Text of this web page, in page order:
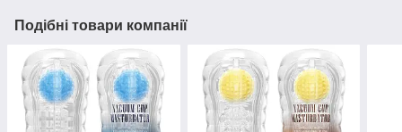
Подібні товари компанії